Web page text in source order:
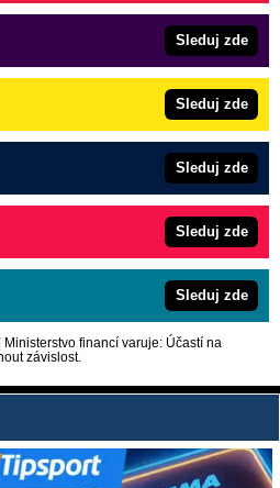
Sleduj zde
Sleduj zde
Sleduj zde
Sleduj zde
Sleduj zde
financí varuje: Účastí na
závislost.